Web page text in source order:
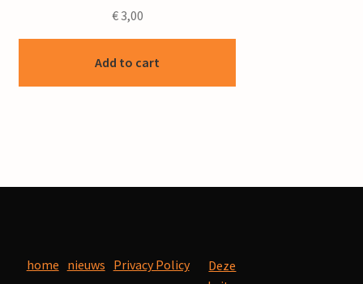
€3,00
Add to cart
home nieuws Privacy Policy
Deze